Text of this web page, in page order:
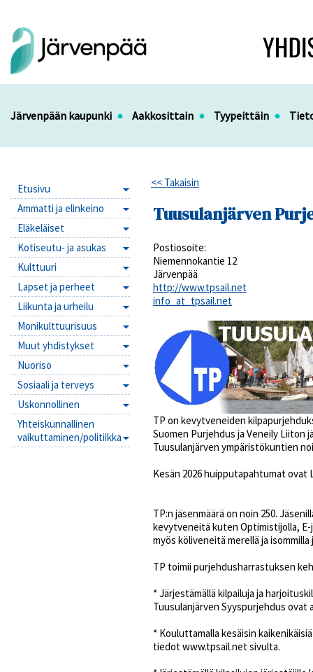
Järvenpään kaupunki Aakkosittain Tyypeittäin
Etusivu
Ammatti ja elinkeino
Eläkeläiset
Kotiseutu- ja asukas
Kulttuuri
Lapset ja perheet
Liikunta ja urheilu
Monikulttuurisuus
Muut yhdistykset
Nuoriso
Sosiaali ja terveys
Uskonnollinen
Yhteiskunnallinen
vaikuttaminen/politiikka
<< Takaisin
Tuusulanjärven
Postiosoite:
Niemennokantie 12
Järvenpää
http://www.tpsail.net
info_at_tpsail.net
TP on kevytveneiden
Suomen Purjehdus ja Veneily Liiton
Tuusulanjärven ympäristökuntien
Kesän 2026 huipputapahtumat
TP:n jäsenmäärä on noin 250.
kevytveneitä kuten Optimistijolla, E-
myös köliveneitä merellä ja isommilla
TP toimii purjehdusharrastuksen
* Järjestämällä kilpailuja ja
Tuusulanjärven Syyspurjehdus
* Kouluttamalla kesäisin
tiedot www.tpsail.net sivulta.